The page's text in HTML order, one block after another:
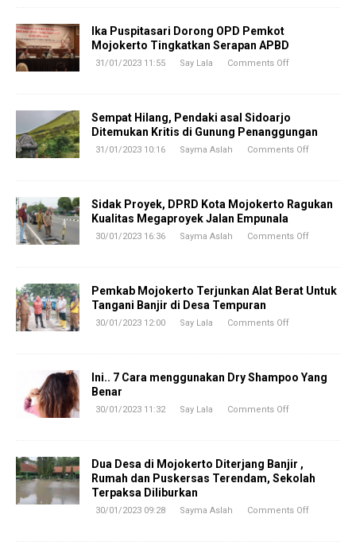
Ika Puspitasari Dorong OPD Pemkot
Mojokerto Tingkatkan Serapan APBD
31/01/2023 11:55 Say Lala Comments Off
Sempat Hilang, Pendaki asal Sidoarjo
Ditemukan Kritis di Gunung Penanggungan
31/01/2023 10:16 Sayma Aslah Comments Off
Sidak Proyek, DPRD Kota Mojokerto Ragukan
Kualitas Megaproyek Jalan Empunala
30/01/2023 16:36 Sayma Aslah Comments Off
Pemkab Mojokerto Terjunkan Alat Berat Untuk
Tangani Banjir di Desa Tempuran
30/01/2023 12:00 Say Lala Comments Off
Ini.. 7 Cara menggunakan Dry Shampoo Yang
Benar
30/01/2023 11:32 Say Lala Comments Off
Dua Desa di Mojokerto Diterjang Banjir ,
Rumah dan Puskersas Terendam, Sekolah
Terpaksa Diliburkan
30/01/2023 09:28 Sayma Aslah Comments Off